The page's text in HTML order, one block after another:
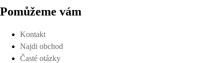
Pomůžeme vám
Kontakt
Najdi obchod
Časté otázky